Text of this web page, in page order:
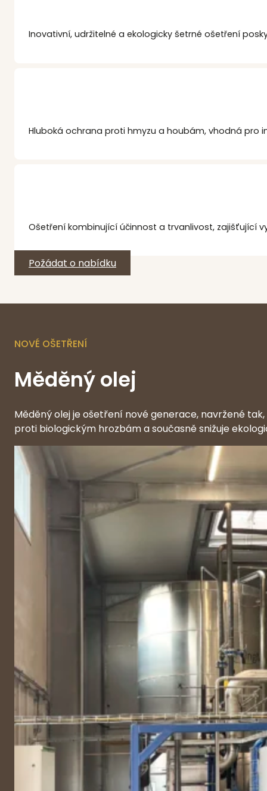
Inovativní, udržitelné a ekologicky šetrné ošetření
Hluboká ochrana proti hmyzu a houbám, vhodná pro
Ošetření kombinující účinnost a trvanlivost, zajišťující
Požádat o nabídku
NOVÉ OŠETŘENÍ
Měděný olej
Měděný olej je ošetření nové generace, navržené
proti biologickým hrozbám a současně snižuje